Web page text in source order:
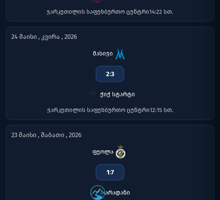
ვარკეთილის საფეხბურთო ცენტრი14:22 სთ.
24 მაისი , კვირა , 2026
მასივი
2:3
ქიქ სტარტი
ვარკეთილის საფეხბურთო ცენტრი12:15 სთ.
23 მაისი , შაბათი , 2026
ფეოლა
1:7
არადანი